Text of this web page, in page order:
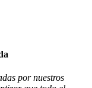
por nuestros